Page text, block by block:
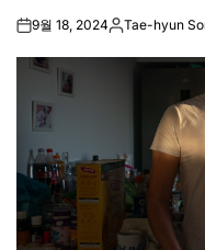
on9월 18, 2024Posted
Tae-hyun